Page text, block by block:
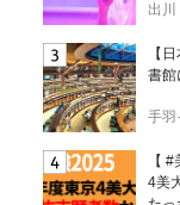
出
【
書館
手羽
【
4美